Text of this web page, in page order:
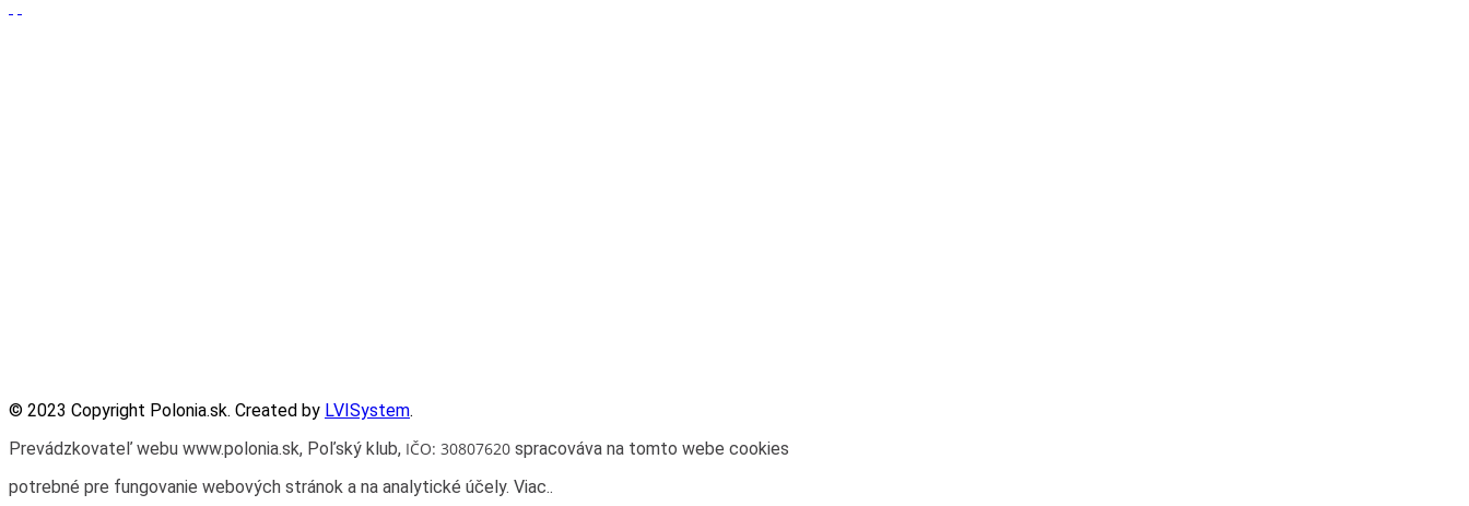
© 2023 Copyright Polonia.sk. Created by LVISystem.
Prevádzkovateľ webu www.polonia.sk, Poľský klub, IČO: 30807620 spracováva na tomto webe cookies
potrebné pre fungovanie webových stránok a na analytické účely. Viac..